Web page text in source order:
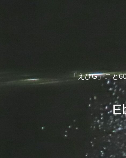
「えびG」こと